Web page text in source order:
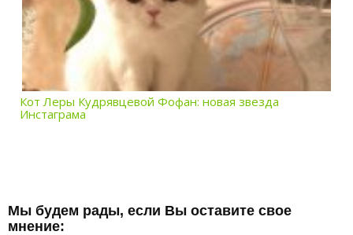
Кот Леры Кудрявцевой Фофан: новая звезда
Инстаграма
Мы будем рады, если Вы оставите свое
мнение: